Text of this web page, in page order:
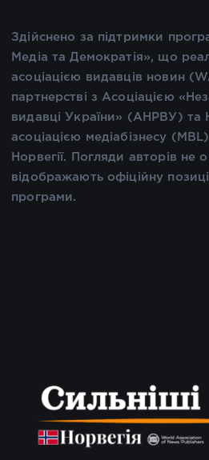
Здійснено за підтримки
Медіа та Демократія», що
асоціацією видавців новин
партнерстві з Асоціацією
видавці України» (АНРВУ) та
асоціацією медіабізнесу
Норвегії. Погляди авторів не
відображають офіційну
програми.